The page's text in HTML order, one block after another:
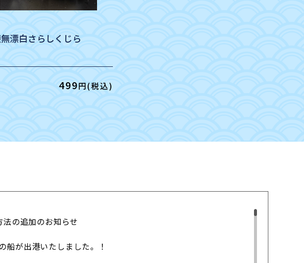
漂白さらしくじら
499円(税込)
の追加のお知らせ
船が出港いたしました。！